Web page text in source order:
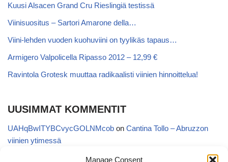
Manage Consent
Kuusi Alsacen Grand Cru Rieslingiä testissä
Viinisuositus – Sartori Amarone della…
Viini-lehden vuoden kuohuviini on tyylikäs tapaus…
Armigero Valpolicella Ripasso 2012 – 12,99 €
Ravintola Grotesk muuttaa radikaalisti viinien hinnoittelua!
UUSIMMAT KOMMENTIT
UAHqBwITYBCvycGOLNMcob on Cantina Tollo – Abruzzon
viinien ytimessä
EgVGGttRTxKfbqUaWNglbonCantina Tollo – Abruzzon viinien